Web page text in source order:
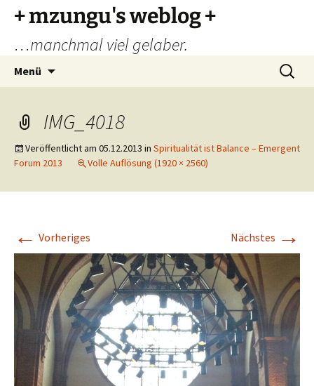
Zum
Inhalt
springen
+ mzungu's weblog +
…manchmal viel gelaber.
Menü
Suchen
nach:
IMG_4018
Veröffentlicht am 05.12.2013 in Spiritualität ist Balance – Emergent
Forum 2013
Volle Auflösung (1920 × 2560)
← Vorheriges Nächstes →